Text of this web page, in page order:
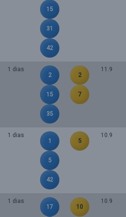
15
31
42
1 dias
2
15
35
2
7
11.9
1 dias
1
5
42
5
10.9
1 dias
17
10
10.9